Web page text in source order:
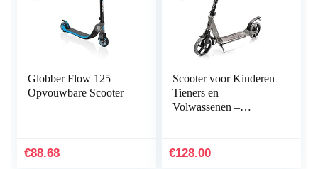
Globber Flow 125
Opvouwbare Scooter
€88.68
Scooter voor Kinderen
Tieners en
Volwassenen –
Funstep – Aluminium
€128.00